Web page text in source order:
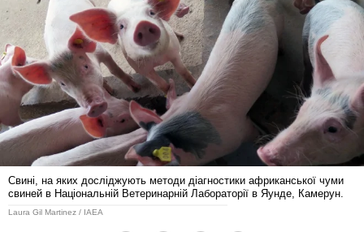
Свині, на яких досліджують методи діагностики африканської чуми
свиней в Національній Ветеринарній Лабораторії в Яунде, Камерун.
Laura Gil Martinez / IAEA